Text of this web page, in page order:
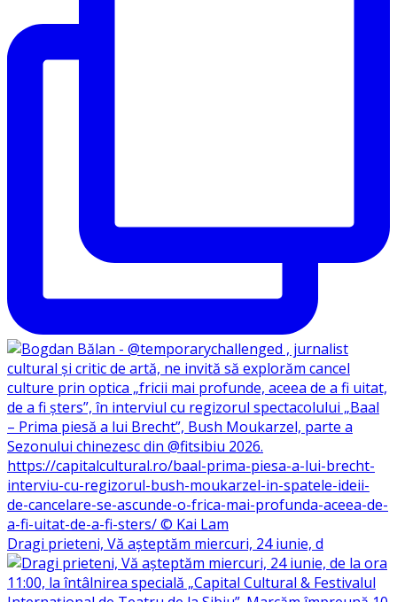
Dragi prieteni, Vă așteptăm miercuri, 24 iunie, d